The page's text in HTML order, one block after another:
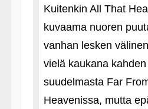
Kuitenkin All That
kuvaama nuoren
vanhan lesken
vielä kaukana
suudelmasta Far
Heavenissa, mutta